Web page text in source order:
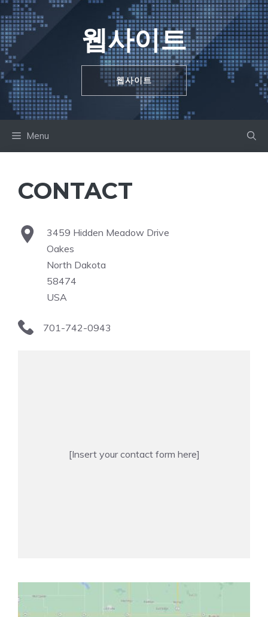
Skip
to
content
웹사이트
웹사이트
Menu
CONTACT
3459 Hidden Meadow Drive
Oakes
North Dakota
58474
USA
701-742-0943
[Insert your contact form here]